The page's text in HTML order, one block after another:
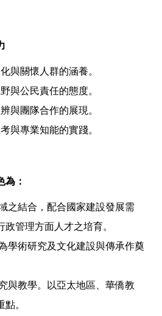
與關懷人群的涵養。
與公民責任的態度。
與團隊合作的展現。
與專業知能的實踐。
為：
之結合，配合國家建設發展需
管理方面人才之培育。
學術研究及文化建設與傳承作奠
與教學。以亞太地區、華僑教
。